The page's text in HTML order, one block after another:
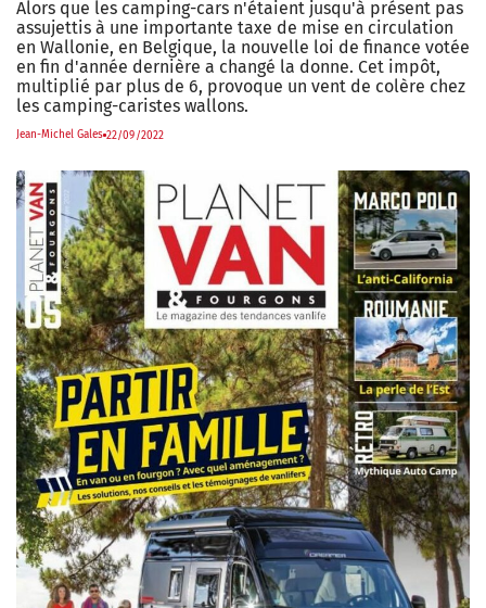
Alors que les camping-cars n'étaient jusqu'à présent pas
assujettis à une importante taxe de mise en circulation
en Wallonie, en Belgique, la nouvelle loi de finance votée
en fin d'année dernière a changé la donne. Cet impôt,
multiplié par plus de 6, provoque un vent de colère chez
les camping-caristes wallons.
Jean-Michel Gales 22/09/2022